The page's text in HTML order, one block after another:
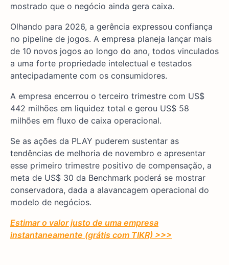
mostrado que o negócio ainda gera caixa.
Olhando para 2026, a gerência expressou confiança
no pipeline de jogos. A empresa planeja lançar mais
de 10 novos jogos ao longo do ano, todos vinculados
a uma forte propriedade intelectual e testados
antecipadamente com os consumidores.
A empresa encerrou o terceiro trimestre com US$
442 milhões em liquidez total e gerou US$ 58
milhões em fluxo de caixa operacional.
Se as ações da PLAY puderem sustentar as
tendências de melhoria de novembro e apresentar
esse primeiro trimestre positivo de compensação, a
meta de US$ 30 da Benchmark poderá se mostrar
conservadora, dada a alavancagem operacional do
modelo de negócios.
Estimar o valor justo de uma empresa
instantaneamente (grátis com TIKR) >>>